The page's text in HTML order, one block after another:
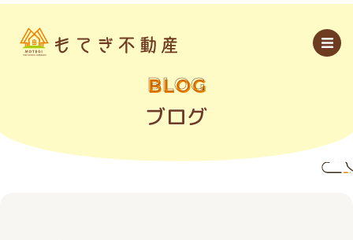
内
BLOG
ブログ